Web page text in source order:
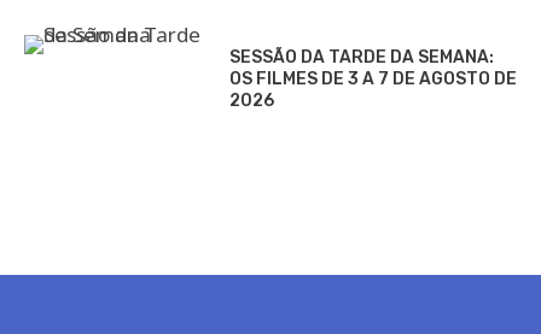
SESSÃO DA TARDE DA SEMANA:
OS FILMES DE 3 A 7 DE AGOSTO DE
2026